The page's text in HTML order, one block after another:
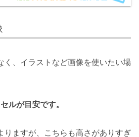
く、イラストなど画像を使いたい場
ルが目安です。
りますが、こちらも高さがありすぎ